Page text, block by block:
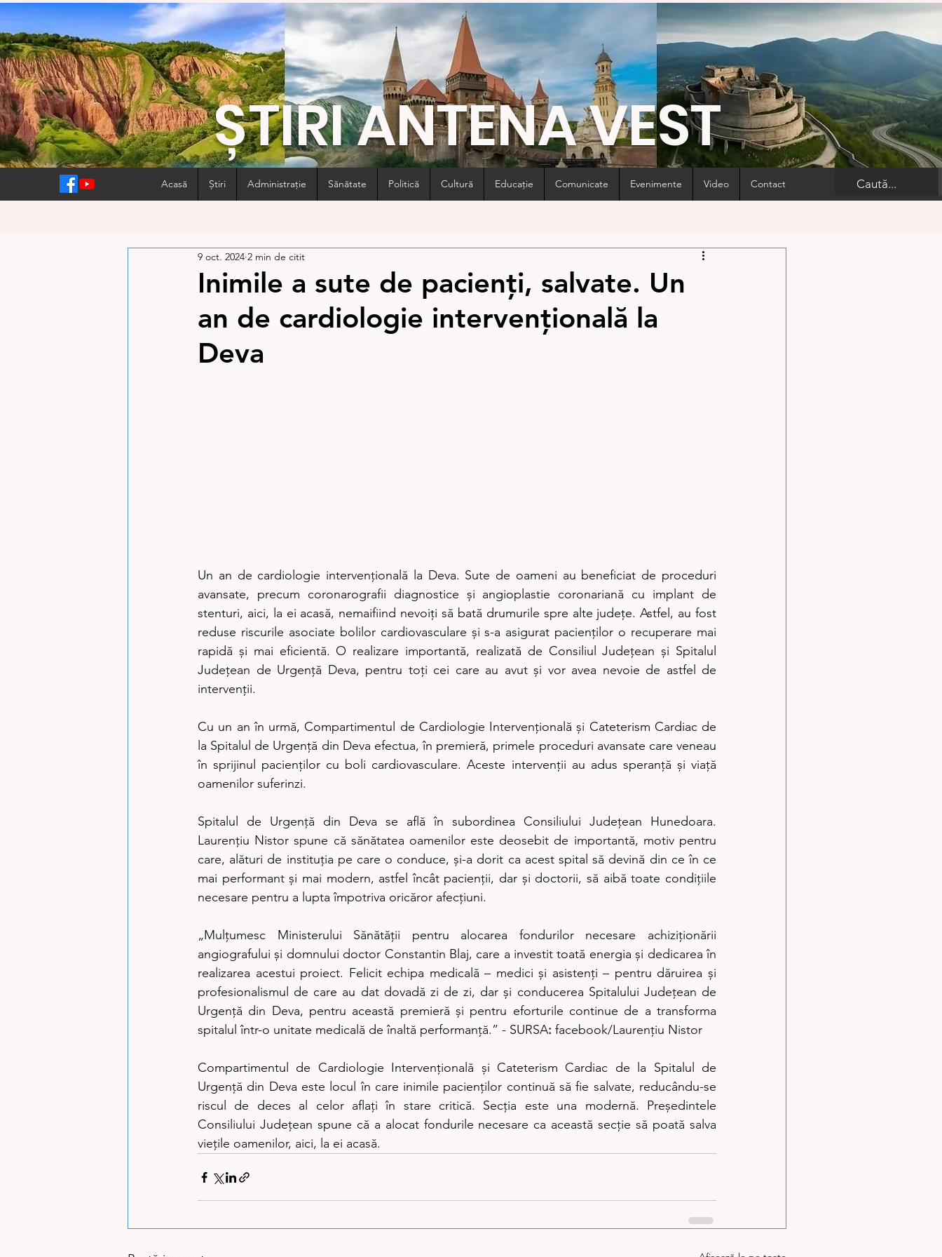
ȘTIRI ANTENA VEST
Acasă Știri Administrație Sănătate Politică Cultură Educație Comunicate Evenimente Video Contact
Inimile a sute de pacienți, salvate. Un
an de cardiologie intervențională la
Deva
9 oct. 2024 2 min de citit
Un an de cardiologie intervențională la Deva. Sute de oameni au beneficiat de proceduri
avansate, precum coronarografii diagnostice și angioplastie coronariană cu implant de
stenturi, aici, la ei acasă, nemaifiind nevoiți să bată drumurile spre alte județe. Astfel, au fost
reduse riscurile asociate bolilor cardiovasculare și s-a asigurat pacienților o recuperare mai
rapidă și mai eficientă. O realizare importantă, realizată de Consiliul Județean și Spitalul
Județean de Urgență Deva, pentru toți cei care au avut și vor avea nevoie de astfel de
intervenții.
Cu un an în urmă, Compartimentul de Cardiologie Intervențională și Cateterism Cardiac de
la Spitalul de Urgență din Deva efectua, în premieră, primele proceduri avansate care veneau
în sprijinul pacienților cu boli cardiovasculare. Aceste intervenții au adus speranță și viață
oamenilor suferinzi.
Spitalul de Urgență din Deva se află în subordinea Consiliului Județean Hunedoara.
Laurențiu Nistor spune că sănătatea oamenilor este deosebit de importantă, motiv pentru
care, alături de instituția pe care o conduce, și-a dorit ca acest spital să devină din ce în ce
mai performant și mai modern, astfel încât pacienții, dar și doctorii, să aibă toate condițiile
necesare pentru a lupta împotriva oricăror afecțiuni.
„Mulțumesc Ministerului Sănătății pentru alocarea fondurilor necesare achiziționării
angiografului și domnului doctor Constantin Blaj, care a investit toată energia și dedicarea în
realizarea acestui proiect. Felicit echipa medicală – medici și asistenți – pentru dăruirea și
profesionalismul de care au dat dovadă zi de zi, dar și conducerea Spitalului Județean de
Urgență din Deva, pentru această premieră și pentru eforturile continue de a transforma
spitalul într-o unitate medicală de înaltă performanță.” - SURSA: facebook/Laurențiu Nistor
Compartimentul de Cardiologie Intervențională și Cateterism Cardiac de la Spitalul de
Urgență din Deva este locul în care inimile pacienților continuă să fie salvate, reducându-se
riscul de deces al celor aflați în stare critică. Secția este una modernă. Președintele
Consiliului Județean spune că a alocat fondurile necesare ca această secție să poată salva
viețile oamenilor, aici, la ei acasă.